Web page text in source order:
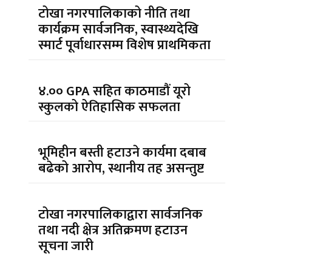
टोखा नगरपालिकाको नीति तथा
कार्यक्रम सार्वजनिक, स्वास्थ्यदेखि
स्मार्ट पूर्वाधारसम्म विशेष प्राथमिकता
४.०० GPA सहित काठमाडौं यूरो
स्कुलको ऐतिहासिक सफलता
भूमिहीन बस्ती हटाउने कार्यमा दबाब
बढेको आरोप, स्थानीय तह असन्तुष्ट
टोखा नगरपालिकाद्वारा सार्वजनिक
तथा नदी क्षेत्र अतिक्रमण हटाउन
सूचना जारी